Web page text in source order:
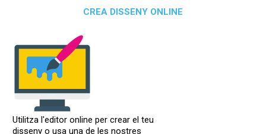
CREA DISSENY ONLINE
Utilitza l'editor online per crear el teu
disseny o usa una de les nostres